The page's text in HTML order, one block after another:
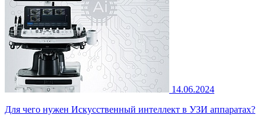
14.06.2024
Для чего нужен Искусственный интеллект в УЗИ аппаратах?